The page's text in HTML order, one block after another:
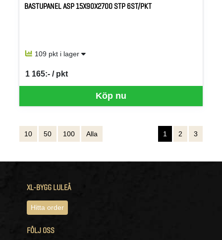
BASTUPANEL ASP 15X90X2700 STP 6ST/PKT
109 pkt i lager
Köp nu
1 165:- / pkt
SEK per PKT
10 50 100 Alla 1 2 3
XL-BYGG LULEÅ
Hitta order
FÖLJ OSS